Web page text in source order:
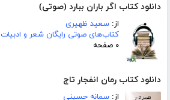
دانلود کتاب اگر باران ببارد (صوتی)
از: سعید ظهیری
کتاب‌های صوتی رایگان شعر و ادبیات
۰ صفحه
دانلود کتاب رمان انفجار تاج
از: سمانه حسینی